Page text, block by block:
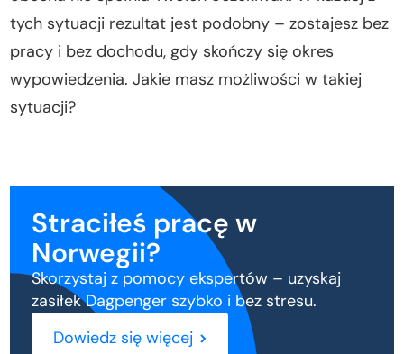
Straciłeś pracę z własnej winy? Poczekasz dłużej
na dagpenger
Podsumowanie
tych sytuacji rezultat jest podobny – zostajesz bez
pracy i bez dochodu, gdy skończy się okres
wypowiedzenia. Jakie masz możliwości w takiej
sytuacji?
Straciłeś pracę w
Norwegii?
Skorzystaj z pomocy ekspertów – uzyskaj
zasiłek Dagpenger szybko i bez stresu.
Dowiedz się więcej